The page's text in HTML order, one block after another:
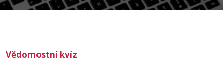
Vědomostní kvíz